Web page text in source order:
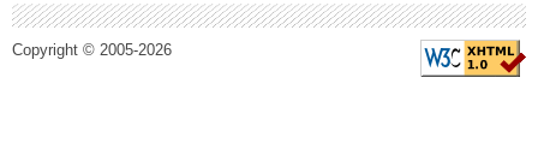
Copyright © 2005-2026